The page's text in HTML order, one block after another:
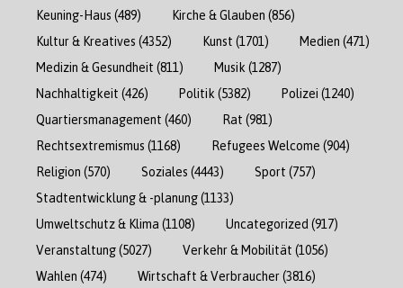
Keuning-Haus (489) Kirche & Glauben (856)
Kultur & Kreatives (4352) Kunst (1701) Medien (471)
Medizin & Gesundheit (811) Musik (1287)
Nachhaltigkeit (426) Politik (5382) Polizei (1240)
Quartiersmanagement (460) Rat (981)
Rechtsextremismus (1168) Refugees Welcome (904)
Religion (570) Soziales (4443) Sport (757)
Stadtentwicklung & -planung(1133)
Umweltschutz & Klima (1108) Uncategorized (917)
Veranstaltung(5027) Verkehr & Mobilität (1056)
Wahlen (474) Wirtschaft & Verbraucher(3816)